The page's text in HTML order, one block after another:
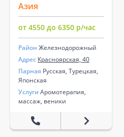
Азия
от 4550 до 6350 р/час
Район Железнодорожный
Адрес Красноярская, 40
Парная Русская, Турецкая,
Японская
Услуги Аромотерапия,
массаж, веники